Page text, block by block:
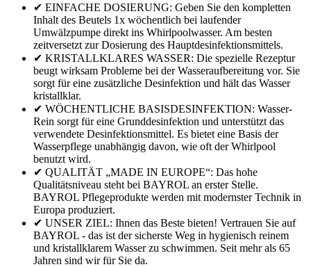
✔ EINFACHE DOSIERUNG: Geben Sie den kompletten
Inhalt des Beutels 1x wöchentlich bei laufender
Umwälzpumpe direkt ins Whirlpoolwasser. Am besten
zeitversetzt zur Dosierung des Hauptdesinfektionsmittels.
✔ KRISTALLKLARES WASSER: Die spezielle Rezeptur
beugt wirksam Probleme bei der Wasseraufbereitung vor. Sie
sorgt für eine zusätzliche Desinfektion und hält das Wasser
kristallklar.
✔ WÖCHENTLICHE BASISDESINFEKTION: Wasser-
Rein sorgt für eine Grunddesinfektion und unterstützt das
verwendete Desinfektionsmittel. Es bietet eine Basis der
Wasserpflege unabhängig davon, wie oft der Whirlpool
benutzt wird.
✔ QUALITÄT „MADE IN EUROPE“: Das hohe
Qualitätsniveau steht bei BAYROL an erster Stelle.
BAYROL Pflegeprodukte werden mit modernster Technik in
Europa produziert.
✔ UNSER ZIEL: Ihnen das Beste bieten! Vertrauen Sie auf
BAYROL - das ist der sicherste Weg in hygienisch reinem
und kristallklarem Wasser zu schwimmen. Seit mehr als 65
Jahren sind wir für Sie da.